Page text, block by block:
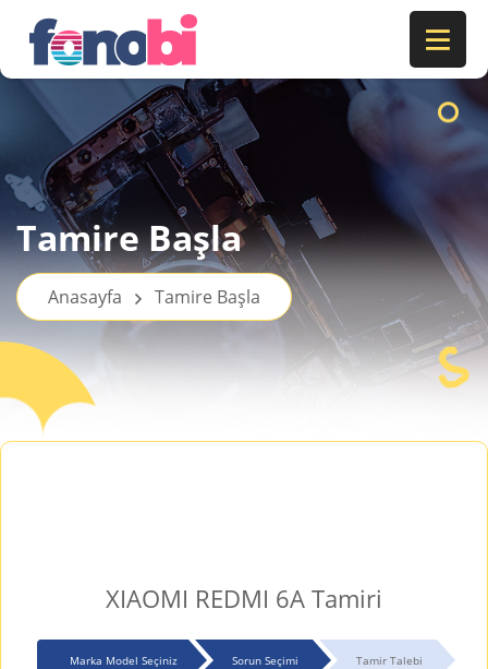
Tamire Başla
Anasayfa Tamire Başla
XIAOMI REDMI 6A Tamiri
Marka Model Seçiniz Sorun Seçimi Tamir Talebi